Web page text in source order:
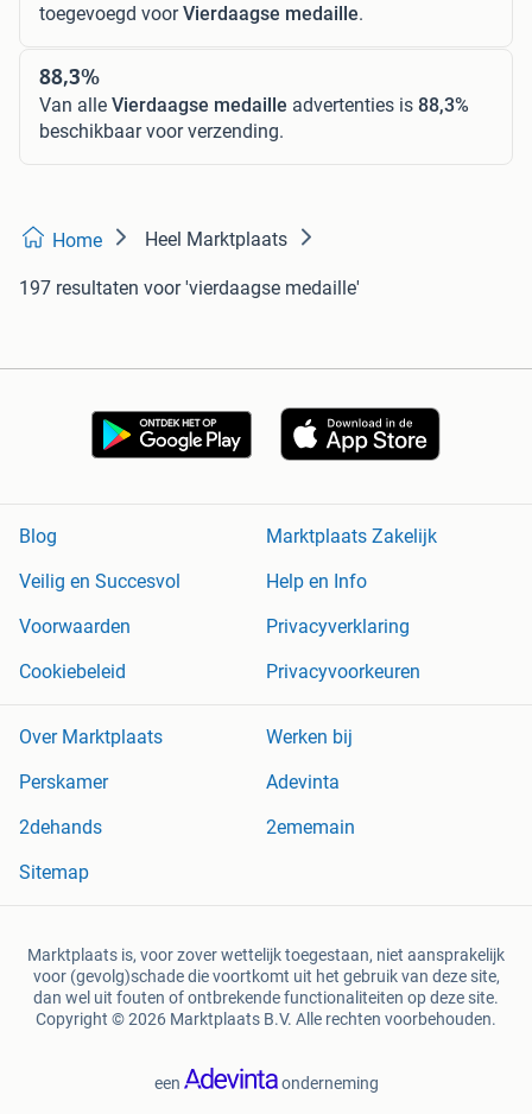
toegevoegd voorVierdaagse medaille.
88,3%
Van alle Vierdaagse medaille advertenties is 88,3%
beschikbaar voor verzending.
Home Heel Marktplaats
197 resultaten voor 'vierdaagse medaille'
Blog
Marktplaats Zakelijk
Veilig en Succesvol
Help en Info
Voorwaarden
Privacyverklaring
Cookiebeleid
Privacyvoorkeuren
Over Marktplaats
Werken bij
Perskamer
Adevinta
2dehands
2ememain
Sitemap
Marktplaats is, voor zover wettelijk toegestaan, niet aansprakelijk
voor (gevolg)schade die voortkomt uit het gebruik van deze site,
dan wel uit fouten of ontbrekende functionaliteiten op deze site.
Copyright © 2026 Marktplaats B.V. Alle rechten voorbehouden.
een onderneming